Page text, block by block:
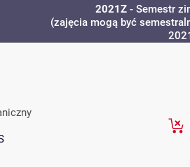
2021Z - Semestr
(zajęcia mogą być